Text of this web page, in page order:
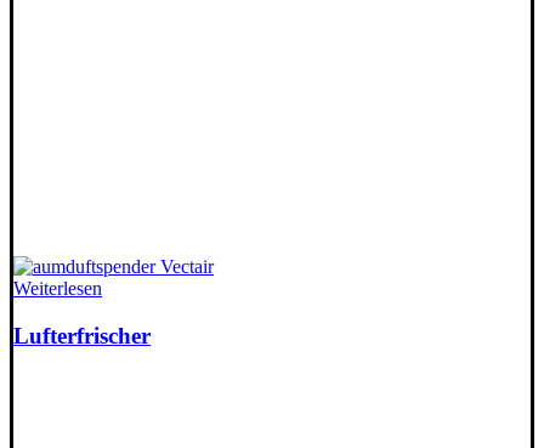
Weiterlesen
Lufterfrischer